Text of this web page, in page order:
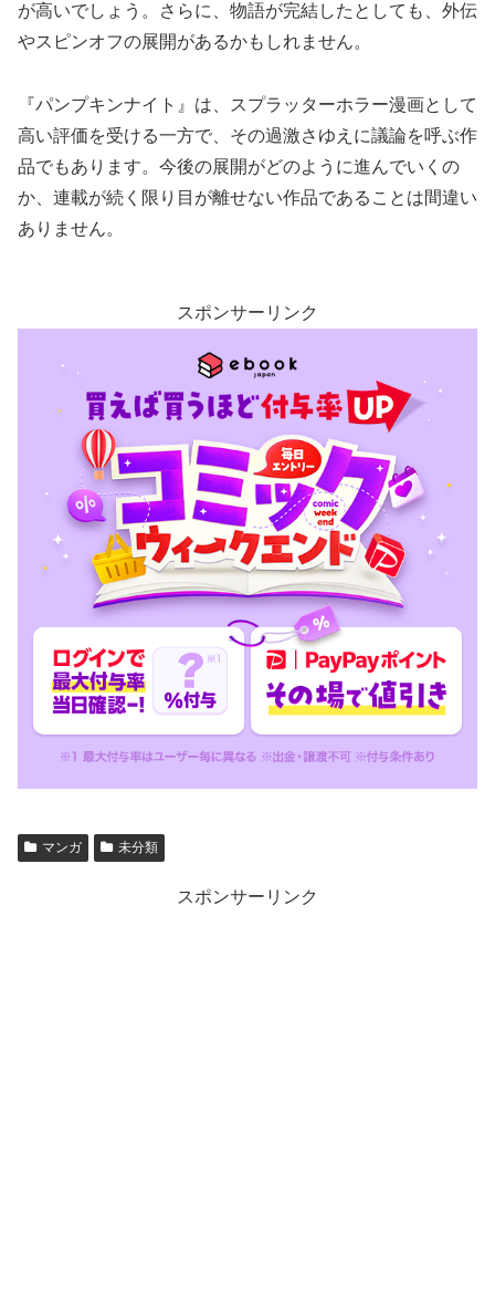
が高いでしょう。さらに、物語が完結したとしても、外伝
やスピンオフの展開があるかもしれません。
『パンプキンナイト』は、スプラッターホラー漫画として
高い評価を受ける一方で、その過激さゆえに議論を呼ぶ作
品でもあります。今後の展開がどのように進んでいくの
か、連載が続く限り目が離せない作品であることは間違い
ありません。
スポンサーリンク
マンガ 未分類
スポンサーリンク